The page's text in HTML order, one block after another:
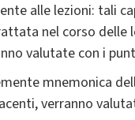
alle lezioni: tali
nel corso delle
valutate con i
mnemonica
verranno